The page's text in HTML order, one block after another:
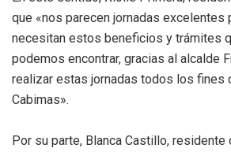
que «nos parecen jornadas excelentes
necesitan estos beneficios y trámites
podemos encontrar, gracias al alcalde
realizar estas jornadas todos los fines
Cabimas».
Por su parte, Blanca Castillo,